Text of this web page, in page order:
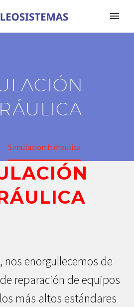
Simulacion hidraulica
nos enorgullecemos de
reparación de equipos
más altos estándares